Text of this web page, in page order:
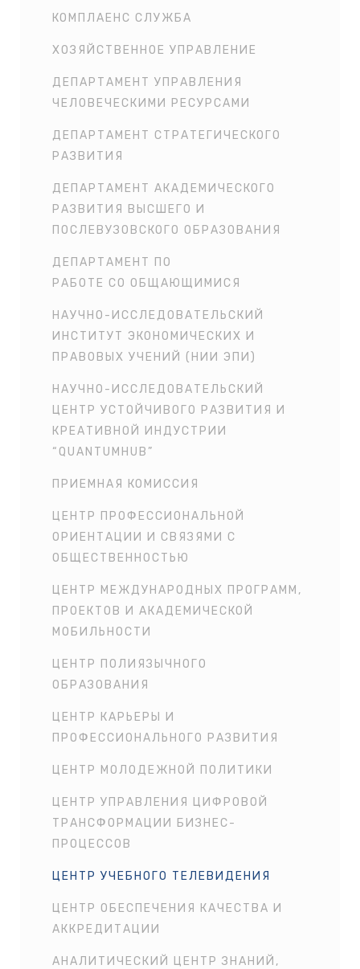
КОМПЛАЕНС СЛУЖБА
ХОЗЯЙСТВЕННОЕ УПРАВЛЕНИЕ
ДЕПАРТАМЕНТ УПРАВЛЕНИЯ
ЧЕЛОВЕЧЕСКИМИ РЕСУРСАМИ
ДЕПАРТАМЕНТ СТРАТЕГИЧЕСКОГО
РАЗВИТИЯ
ДЕПАРТАМЕНТ АКАДЕМИЧЕСКОГО
РАЗВИТИЯ ВЫСШЕГО И
ПОСЛЕВУЗОВСКОГО ОБРАЗОВАНИЯ
ДЕПАРТАМЕНТ ПО
РАБОТЕ СО ОБЩАЮЩИМИСЯ
НАУЧНО-ИССЛЕДОВАТЕЛЬСКИЙ
ИНСТИТУТ ЭКОНОМИЧЕСКИХ И
ПРАВОВЫХ УЧЕНИЙ (НИИ ЭПИ)
НАУЧНО-ИССЛЕДОВАТЕЛЬСКИЙ
ЦЕНТР УСТОЙЧИВОГО РАЗВИТИЯ И
КРЕАТИВНОЙ ИНДУСТРИИ
“QUANTUMHUB”
ПРИЕМНАЯ КОМИССИЯ
ЦЕНТР ПРОФЕССИОНАЛЬНОЙ
ОРИЕНТАЦИИ И СВЯЗЯМИ С
ОБЩЕСТВЕННОСТЬЮ
ЦЕНТР МЕЖДУНАРОДНЫХ ПРОГРАММ,
ПРОЕКТОВ И АКАДЕМИЧЕСКОЙ
МОБИЛЬНОСТИ
ЦЕНТР ПОЛИЯЗЫЧНОГО
ОБРАЗОВАНИЯ
ЦЕНТР КАРЬЕРЫ И
ПРОФЕССИОНАЛЬНОГО РАЗВИТИЯ
ЦЕНТР МОЛОДЕЖНОЙ ПОЛИТИКИ
ЦЕНТР УПРАВЛЕНИЯ ЦИФРОВОЙ
ТРАНСФОРМАЦИИ БИЗНЕС-
ПРОЦЕССОВ
ЦЕНТР УЧЕБНОГО ТЕЛЕВИДЕНИЯ
ЦЕНТР ОБЕСПЕЧЕНИЯ КАЧЕСТВА И
АККРЕДИТАЦИИ
АНАЛИТИЧЕСКИЙ ЦЕНТР ЗНАНИЙ,